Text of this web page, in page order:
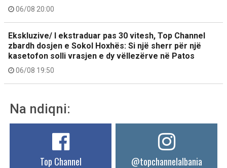
06/08 20:00
Ekskluzive/ I ekstraduar pas 30 vitesh, Top Channel
zbardh dosjen e Sokol Hoxhës: Si një sherr për një
kasetofon solli vrasjen e dy vëllezërve në Patos
06/08 19:50
Na ndiqni:
Top Channel @topchannelalbania